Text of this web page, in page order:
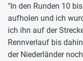
"In den Runden 10
aufholen und ich
ich ihn auf der
Rennverlauf bis
der Niederländer